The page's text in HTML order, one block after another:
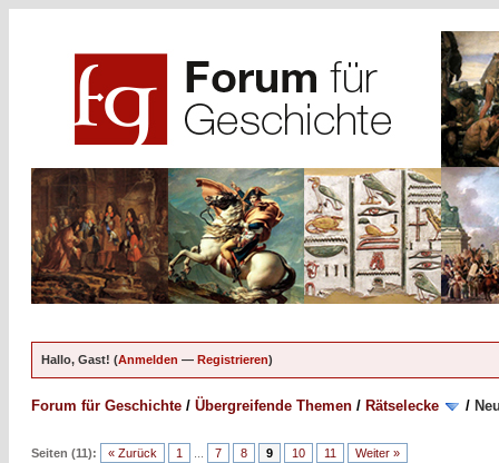
Hallo, Gast! (Anmelden — Registrieren)
Forum für Geschichte / Übergreifende Themen / Rätselecke /
Seiten (11): « Zurück 1 7 8 9 10 11 Weiter »